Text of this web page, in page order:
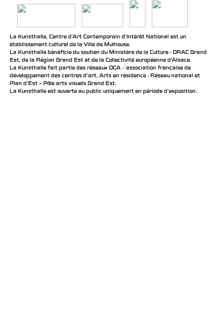
La Kunsthalle, Centre d’Art Contemporain d’Intérêt National est un
établissement culturel de la Ville de Mulhouse.
La Kunsthalle bénéficie du soutien du Ministère de la Culture - DRAC Grand
Est, de la Région Grand Est et de la Collectivité européenne d’Alsace.
La Kunsthalle fait partie des réseaux DCA / association française de
développement des centres d'art, Arts en résidence - Réseau national et
Plan d’Est – Pôle arts visuels Grand Est.
La Kunsthalle est ouverte au public uniquement en période d'exposition.